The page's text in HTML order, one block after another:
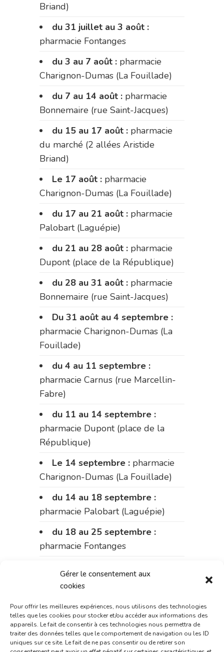
Gérer le consentement aux
cookies
Pour offrir les meilleures expériences, nous utilisons des technologies
telles que les cookies pour stocker et/ou accéder aux informations des
appareils. Le fait de consentir à ces technologies nous permettra de
traiter des données telles que le comportement de navigation ou les ID
uniques sur ce site. Le fait de ne pas consentir ou de retirer son
Briand)
du 31 juillet au 3 août :
pharmacie Fontanges
du 3 au 7 août : pharmacie
Charignon-Dumas (La Fouillade)
du 7 au 14 août : pharmacie
Bonnemaire (rue Saint-Jacques)
du 15 au 17 août : pharmacie
du marché (2 allées Aristide
Briand)
Le 17 août : pharmacie
Charignon-Dumas (La Fouillade)
du 17 au 21 août : pharmacie
Palobart (Laguépie)
du 21 au 28 août : pharmacie
Dupont (place de la République)
du 28 au 31 août : pharmacie
Bonnemaire (rue Saint-Jacques)
Du 31 août au 4 septembre :
pharmacie Charignon-Dumas (La
Fouillade)
du 4 au 11 septembre :
pharmacie Carnus (rue Marcellin-
Fabre)
du 11 au 14 septembre :
pharmacie Dupont (place de la
République)
Le 14 septembre : pharmacie
Charignon-Dumas (La Fouillade)
du 14 au 18 septembre :
pharmacie Palobart (Laguépie)
du 18 au 25 septembre :
pharmacie Fontanges
pharmacie du marché (2 allées
Du 28 septembre au 1er
octobre :pharmacie Charignon-
Dumas (La Fouillade)